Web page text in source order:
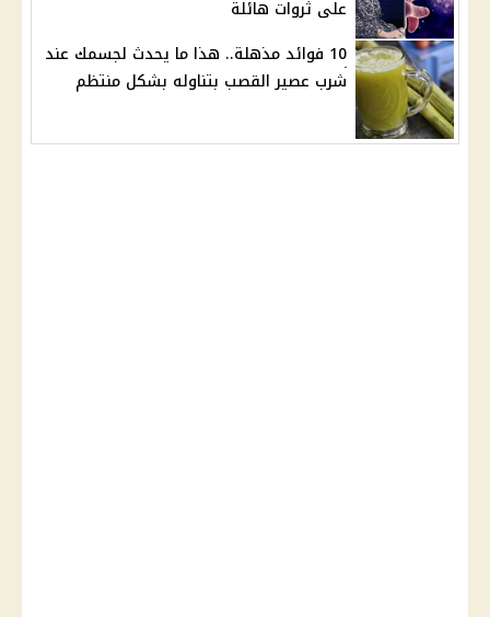
على ثروات هائلة
10 فوائد مذهلة.. هذا ما يحدث لجسمك عند
شرب عصير القصب بتناوله بشكل منتظم